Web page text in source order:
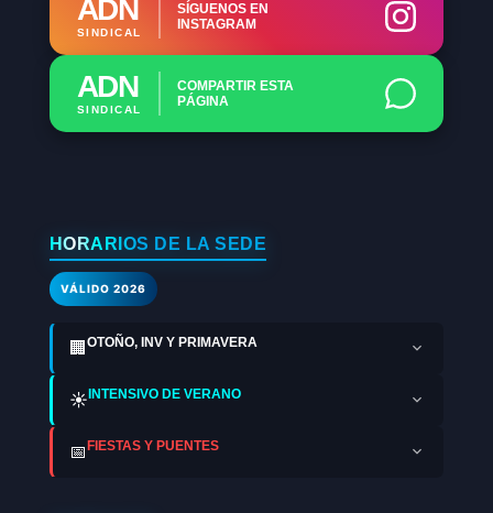
ADN
SINDICAL
SÍGUENOS EN
INSTAGRAM
ADN
SINDICAL
COMPARTIR ESTA
PÁGINA
HORARIOS DE LA SEDE
VÁLIDO 2026
🏢OTOÑO, INV Y PRIMAVERA
☀️ INTENSIVO DE VERANO
📅 FIESTAS Y PUENTES